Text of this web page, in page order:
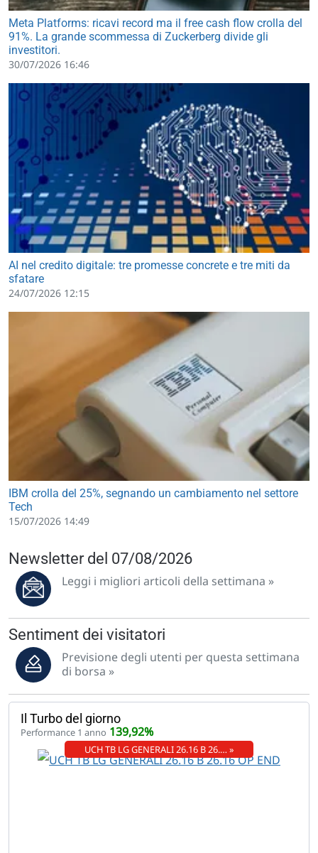
Meta Platforms: ricavi record ma il free cash flow crolla del
91%. La grande scommessa di Zuckerberg divide gli
investitori.
30/07/2026 16:46
AI nel credito digitale: tre promesse concrete e tre miti da
sfatare
24/07/2026 12:15
IBM crolla del 25%, segnando un cambiamento nel settore
Tech
15/07/2026 14:49
Newsletter del 07/08/2026
Leggi i migliori articoli della settimana »
Sentiment dei visitatori
Previsione degli utenti per questa settimana
di borsa »
Il Turbo del giorno
Performance 1 anno 139,92%
UCH TB LG GENERALI 26.16 B 26.… »